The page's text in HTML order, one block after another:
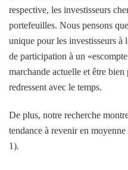
respective, les investisseurs
portefeuilles. Nous pensons
unique pour les investisseurs à
de participation à un
marchande actuelle et être
redressent avec le temps.
De plus, notre recherche
tendance à revenir en
1).